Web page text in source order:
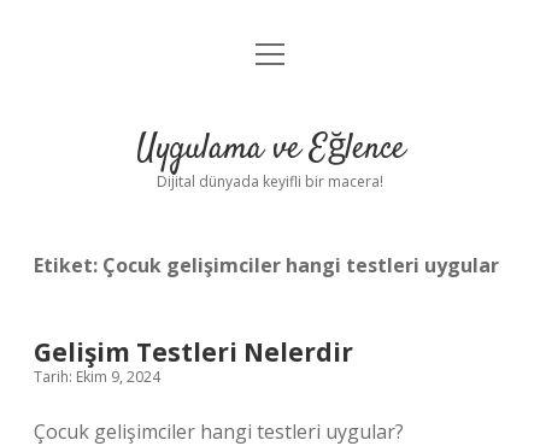
Anasayfa
Yasal Uyarı
menüyü
Uygulama ve Eğlence
Dijital dünyada keyifli bir macera!
Etiket: Çocuk gelişimciler hangi testleri uygular
Gelişim Testleri Nelerdir
Tarih: Ekim 9, 2024
Çocuk gelişimciler hangi testleri uygular?